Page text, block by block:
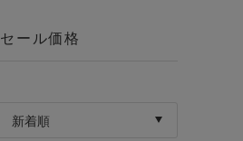
セール価格
新着順